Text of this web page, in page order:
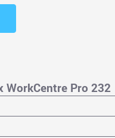
WorkCentre Pro 232